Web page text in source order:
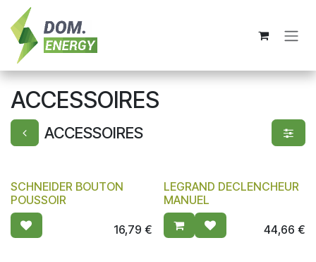
Se rendre au contenu
ACCESSOIRES
ACCESSOIRES
SCHNEIDER BOUTON
POUSSOIR
16,79 €
LEGRAND DECLENCHEUR
MANUEL
44,66 €